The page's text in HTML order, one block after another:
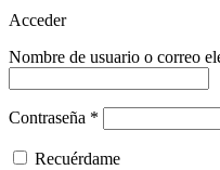
Acceder
Nombre de usuario o correo
Contraseña *
Recuérdame